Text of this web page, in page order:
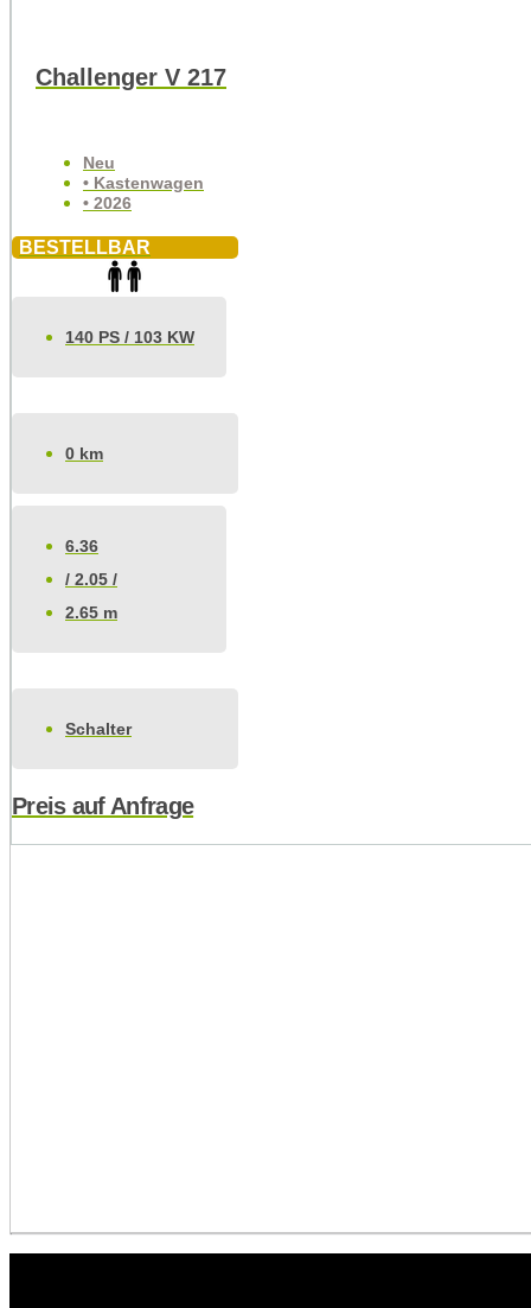
Challenger V 217
Neu
• Kastenwagen
• 2026
BESTELLBAR
140 PS / 103 KW
0 km
6.36
/ 2.05 /
2.65 m
Schalter
Preis auf Anfrage